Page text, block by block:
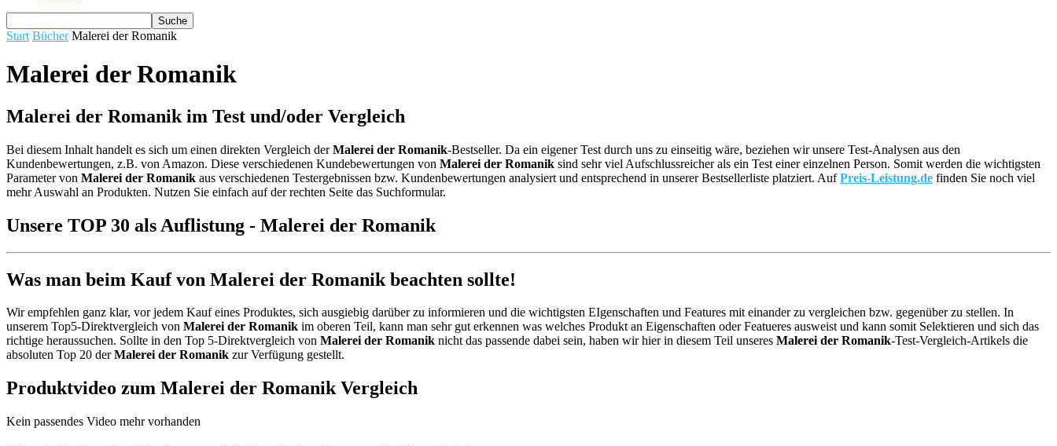
Start Bücher Malerei der Romanik
Malerei der Romanik
Malerei der Romanik im Test und/oder Vergleich
Bei diesem Inhalt handelt es sich um einen direkten Vergleich derMalerei der Romanik-Bestseller. Da ein eigener Test durch uns zu einseitig wäre, beziehen wir unsere Test-Analysen aus den
Kundenbewertungen, z.B. von Amazon. Diese verschiedenen Kundebewertungen von Malerei der Romanik sind sehr viel Aufschlussreicher als ein Test einer einzelnen Person. Somit werden die wichtigsten
Parameter von Malerei der Romanik aus verschiedenen Testergebnissen bzw. Kundenbewertungen analysiert und entsprechend in unserer Bestsellerliste platziert. AufPreis-Leistung.de finden Sie noch viel
mehr Auswahl an Produkten. Nutzen Sie einfach auf der rechten Seite das Suchformular.
Unsere TOP 30 als Auflistung - Malerei der Romanik
Was man beim Kauf von Malerei der Romanik beachten sollte!
Wir empfehlen ganz klar, vor jedem Kauf eines Produktes, sich ausgiebig darüber zu informieren und die wichtigsten EIgenschaften und Features mit einander zu vergleichen bzw. gegenüber zu stellen. In
unserem Top5-Direktvergleich von Malerei der Romanik im oberen Teil, kann man sehr gut erkennen was welches Produkt an Eigenschaften oder Featueres ausweist und kann somit Selektieren und sich das
richtige heraussuchen. Sollte in den Top 5-Direktvergleich von Malerei der Romanik nicht das passende dabei sein, haben wir hier in diesem Teil unseres Malerei der Romanik-Test-Vergleich-Artikels die
absoluten Top 20 derMalerei der Romanik zur Verfügung gestellt.
Produktvideo zum Malerei der RomanikVergleich
Kein passendes Video mehr vorhanden